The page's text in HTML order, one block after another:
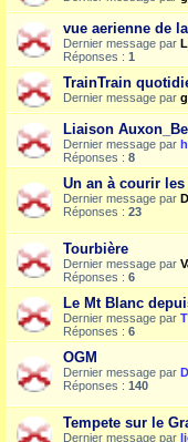
vue aerienne de
Dernier message par
Réponses : 1
TrainTrain
Dernier message par
Liaison
Dernier message par
Réponses : 8
Un an à courir
Dernier message par
Réponses : 23
Tourbière
Dernier message par
Réponses : 6
Le Mt Blanc
Dernier message par
Réponses : 6
OGM
Dernier message par
Réponses : 140
Tempete sur le
Dernier message par